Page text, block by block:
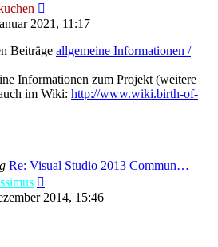
Beitrag
2021, 11:17
allgemeine Informationen /
Informationen zum Projekt (weitere
im Wiki: http://www.wiki.birth-of-
Re: Visual Studio 2013 Commun…
Beitrag
2014, 15:46